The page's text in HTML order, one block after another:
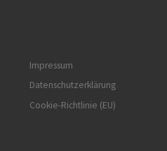
Impressum
Datenschutzerklärung
Cookie-Richtlinie (EU)